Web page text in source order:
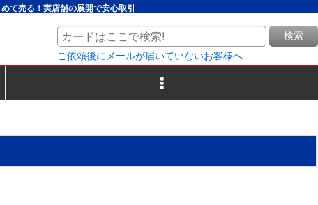
て売る！実店舗の展開で安心取引
検索
ご依頼後にメールが届いていないお客様へ